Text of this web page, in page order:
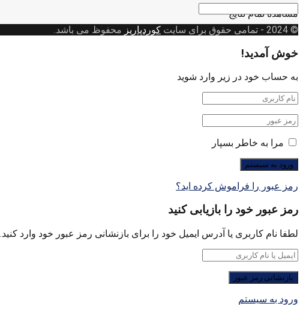
مشاهده تمام نتایج
دسته
بندی
© 2024
- تمامی حقوق برای سایت کوردپاریز محفوظ می باشد.
خوش آمدید!
به حساب خود در زیر وارد شوید
مرا به خاطر بسپار
رمز عبور را فراموش کرده اید؟
رمز عبور خود را بازیابی کنید
لطفا نام کاربری یا آدرس ایمیل خود را برای بازنشانی رمز عبور خود وارد کنید.
ورود به سیستم